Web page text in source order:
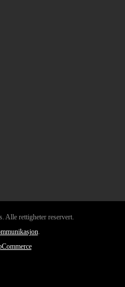
rettigheter reservert.
.